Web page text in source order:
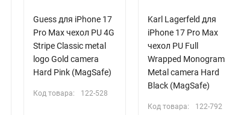
Guess для iPhone 17
Pro Max чехол PU 4G
Stripe Classic metal
logo Gold camera
Hard Pink (MagSafe)
Код товара: 122-528
Karl Lagerfeld для
iPhone 17 Pro Max
чехол PU Full
Wrapped Monogram
Metal camera Hard
Black (MagSafe)
Код товара: 122-792